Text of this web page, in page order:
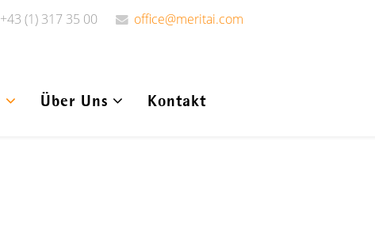
+43 (1) 317 35 00 office@meritai.com
Über Uns Kontakt